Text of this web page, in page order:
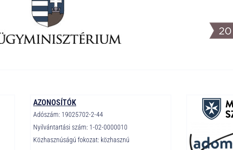
AZONOSÍTÓK
Adószám: 19025702-2-44
Nyilvántartási szám: 1-02-0000010
Közhasznúságú fokozat: közhasznú